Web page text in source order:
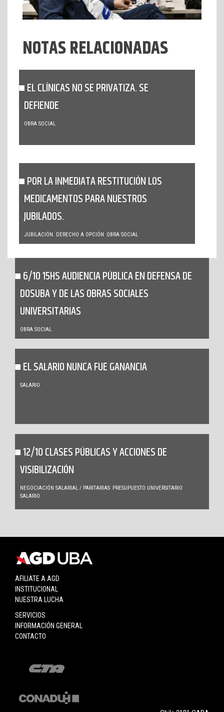
NOTAS RELACIONADAS
EL CLÍNICAS NO SE PRIVATIZA. SE
DEFIENDE
OBRA SOCIAL
POR LA INMEDIATA RESTITUCIÓN LOS
MEDICAMENTOS PARA NUESTROS
JUBILADOS.
JUBILACIÓN. DERECHO A OPCIÓN OBRA SOCIAL
6/10 15HS AUDIENCIA PÚBLICA EN DEFENSA DE
DOSUBA Y DE LAS OBRAS SOCIALES
UNIVERSITARIAS
OBRA SOCIAL
EL SALARIO NUNCA FUE GANANCIA
SALARIO
12/10 CLASES PÚBLICAS Y ACCIONES DE
VISIBILIZACIÓN
NEGOCIACIÓN SALARIAL / PARITARIAS PRESUPUESTO UNIVERSITARIO
SALARIO
AFILIATE A AGD
INSTITUCIONAL
NUESTRA LUCHA
SERVICIOS
INFORMACIÓN GENERAL
CONTACTO